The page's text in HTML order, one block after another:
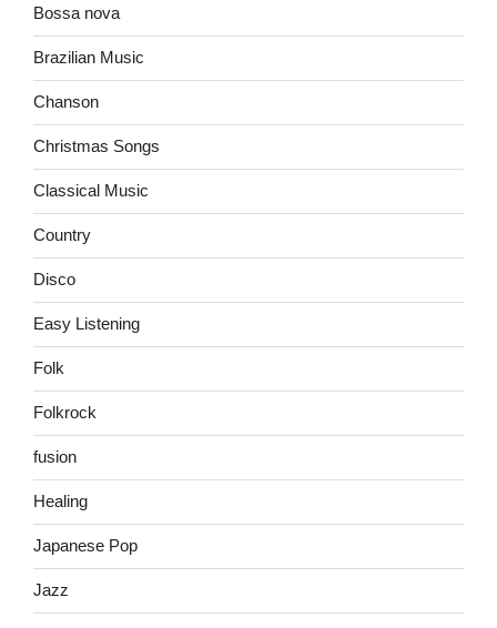
Bossa nova
Brazilian Music
Chanson
Christmas Songs
Classical Music
Country
Disco
Easy Listening
Folk
Folkrock
fusion
Healing
Japanese Pop
Jazz